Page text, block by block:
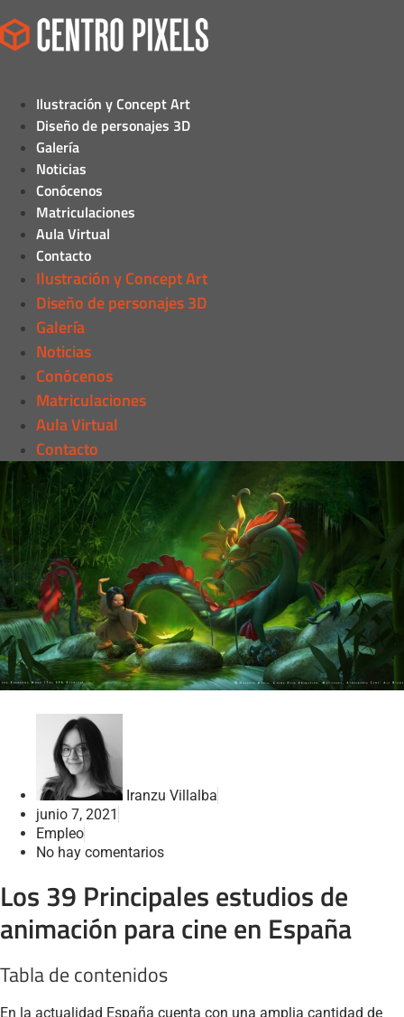
Ilustración y Concept Art
Diseño de personajes 3D
Galería
Noticias
Conócenos
Matriculaciones
Aula Virtual
Contacto
Ilustración y Concept Art
Diseño de personajes 3D
Galería
Noticias
Conócenos
Matriculaciones
Aula Virtual
Contacto
Iranzu Villalba
junio 7, 2021
Empleo
No hay comentarios
Los 39 Principales estudios de
animación para cine en España
Tabla de contenidos
En la actualidad España cuenta con una amplia cantidad de